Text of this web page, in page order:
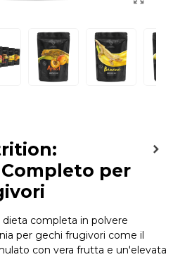
per
completa in polvere
per gechi frugivori come il
con vera frutta e un'elevata